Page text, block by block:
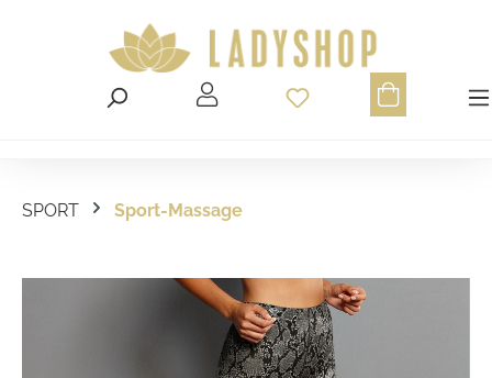
Du hast 0
SPORT Sport-Massage
Bildergalerie überspringen